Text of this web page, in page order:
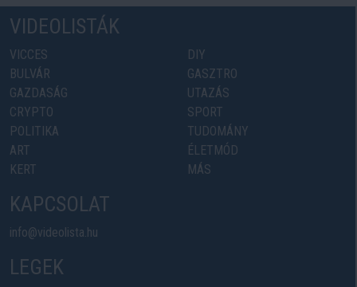
VIDEOLISTÁK
VICCES
BULVÁR
GAZDASÁG
CRYPTO
POLITIKA
ART
KERT
DIY
GASZTRO
UTAZÁS
SPORT
TUDOMÁNY
ÉLETMÓD
MÁS
KAPCSOLAT
info@videolista.hu
LEGEK